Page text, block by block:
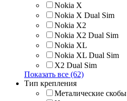
Nokia X
Nokia X Dual Sim
Nokia X2
Nokia X2 Dual Sim
Nokia XL
Nokia XL Dual Sim
X2 Dual Sim
Показать все (62)
Тип крепления
Металические скобы